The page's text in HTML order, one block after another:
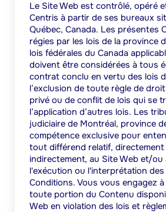
Le Site Web est contrôlé, opéré
Centris à partir de ses bureaux
Québec, Canada. Les présentes
régies par les lois de la province
lois fédérales du Canada
doivent être considérées à tous
contrat conclu en vertu des lois
l’exclusion de toute règle de
privé ou de conflit de lois qui se
l’application d’autres lois. Les
judiciaire de Montréal, province
compétence exclusive pour
tout différend relatif, directement
indirectement, au Site Web et/ou
l'exécution ou l'interprétation
Conditions. Vous vous engagez
toute portion du Contenu
Web en violation des lois et